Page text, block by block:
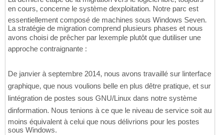
en cours, concerne le système dexploitation. Notre parc est
essentiellement composé de machines sous Windows Seven.
La stratégie de migration comprend plusieurs phases et nous
avons choisi de prêcher par lexemple plutôt que dutiliser une
approche contraignante :
De janvier à septembre 2014, nous avons travaillé sur linterface
graphique, que nous voulions belle en plus dêtre pratique, et sur
lintégration de postes sous GNU/Linux dans notre système
dinformation. Nous tenions à ce que le niveau de service soit au
moins équivalent à celui que nous délivrions pour les postes
sous Windows.